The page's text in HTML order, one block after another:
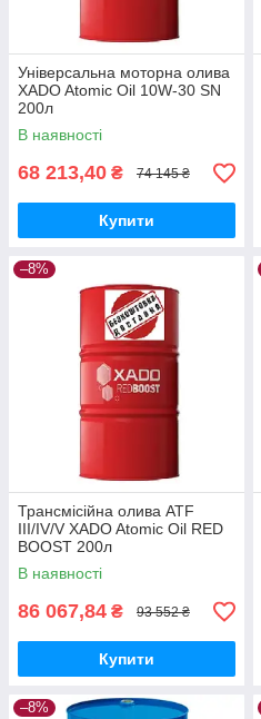
Універсальна моторна олива
XADO Atomic Oil 10W-30 SN
200л
В наявності
68 213,40 ₴ 74 145 ₴
Купити
–8%
Трансмісійна олива ATF
III/IV/V XADO Atomic Oil RED
BOOST 200л
В наявності
86 067,84 ₴ 93 552 ₴
Купити
–8%